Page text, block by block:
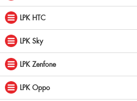
LPK HTC
LPK Sky
LPK Zenfone
LPK Oppo